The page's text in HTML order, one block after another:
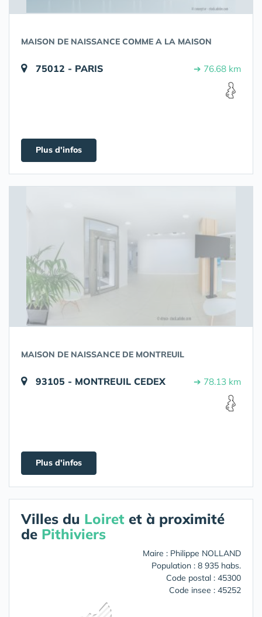
MAISON DE NAISSANCE COMME A LA MAISON
75012 - PARIS ➔ 76.68 km
Plus d'infos
MAISON DE NAISSANCE DE MONTREUIL
93105 - MONTREUIL CEDEX ➔ 78.13 km
Plus d'infos
Villes du Loiret et à proximité
de Pithiviers
Maire : Philippe NOLLAND
Population : 8 935 habs.
Code postal : 45300
Code insee : 45252